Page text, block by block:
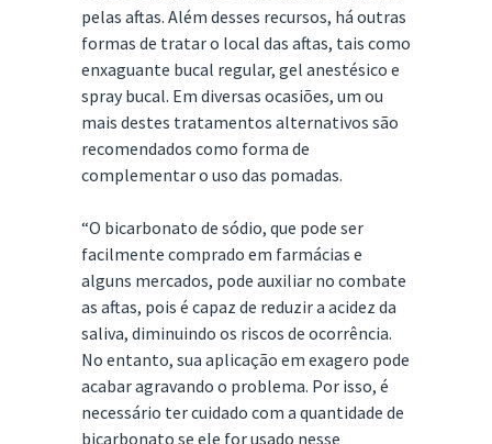
pelas aftas. Além desses recursos, há outras
formas de tratar o local das aftas, tais como
enxaguante bucal regular, gel anestésico e
spray bucal. Em diversas ocasiões, um ou
mais destes tratamentos alternativos são
recomendados como forma de
complementar o uso das pomadas.
“O bicarbonato de sódio, que pode ser
facilmente comprado em farmácias e
alguns mercados, pode auxiliar no combate
as aftas, pois é capaz de reduzir a acidez da
saliva, diminuindo os riscos de ocorrência.
No entanto, sua aplicação em exagero pode
acabar agravando o problema. Por isso, é
necessário ter cuidado com a quantidade de
bicarbonato se ele for usado nesse